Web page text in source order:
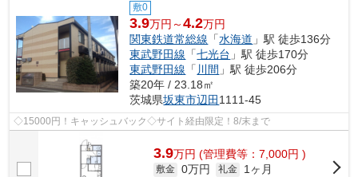
敷0
3.9万円～4.2万円
関東鉄道常総線 「水海道 」駅 徒歩136分
東武野田線 「七光台 」駅 徒歩170分
東武野田線 「 川間 」駅 徒歩206分
築20年 / 23.18㎡
茨城県坂東市辺田1111-45
◇15000円！キャッシュバック◇サイト経由限定！8/末まで
3.9万円 (管理費等：7,000円 )
敷金 0万円 礼金
1ヶ月